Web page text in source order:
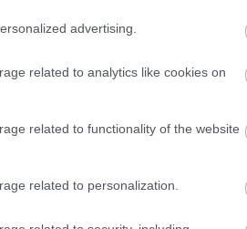
advertising.
related to analytics like cookies on
related to functionality of the website
related to personalization.
ovládaním a
ktoré premenia
na konci leta
jeseň
ktoré už odrodili či